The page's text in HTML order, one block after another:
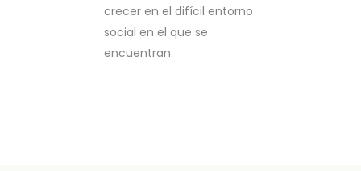
crecer en el difícil entorno
social en el que se
encuentran.